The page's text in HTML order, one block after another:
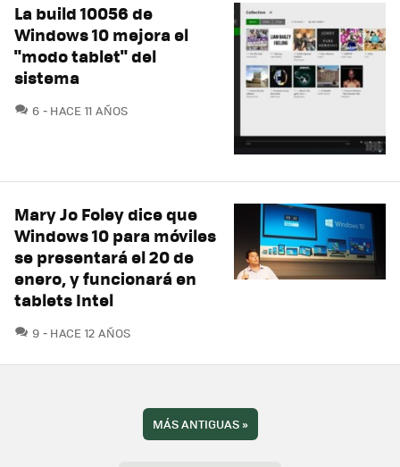
La build 10056 de
Windows 10 mejora el
"modo tablet" del
sistema
6 COMENTARIOS
HACE 11 AÑOS
Mary Jo Foley dice que
Windows 10 para móviles
se presentará el 20 de
enero, y funcionará en
tablets Intel
9 COMENTARIOS
HACE 12 AÑOS
MÁS ANTIGUAS»